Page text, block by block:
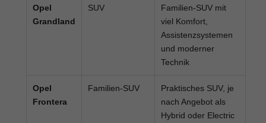
Opel
Grandland
SUV
Familien-SUV mit
viel Komfort,
Assistenzsystemen
und moderner
Technik
Opel
Frontera
Familien-SUV
Praktisches SUV, je
nach Angebot als
Hybrid oder Electric